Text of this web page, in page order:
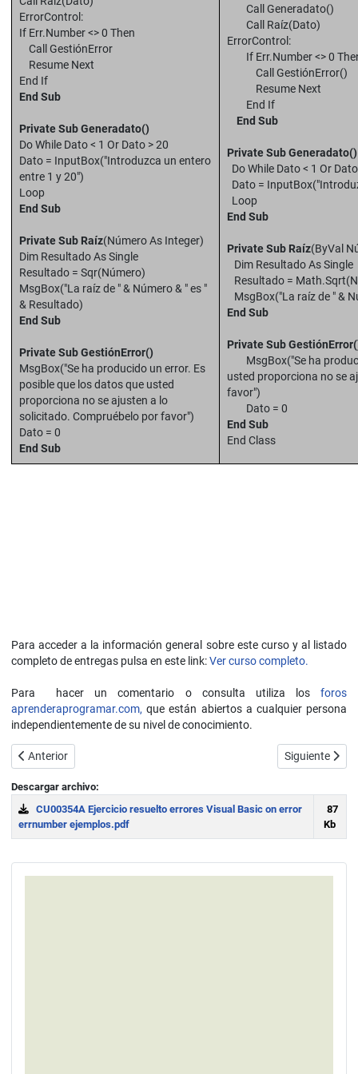
ErrorControl:
If Err.Number <> 0 Then
Call GestiónError
Resume Next
End If
End Sub
Private Sub Generadato()
Do While Dato < 1 Or Dato > 20
Dato = InputBox("Introduzca un entero
entre 1 y 20")
Loop
End Sub
Private Sub Raíz(Número As Integer)
Dim Resultado As Single
Resultado = Sqr(Número)
MsgBox("La raíz de " & Número & " es "
& Resultado)
End Sub
Private Sub GestiónError()
MsgBox("Se ha producido un error. Es
posible que los datos que usted
proporciona no se ajusten a lo
solicitado. Compruébelo por favor")
Dato = 0
End Sub
Call Generadato()
Call Raíz(Dato)
ErrorControl:
If Err.Number <> 0
Call GestiónError()
Resume Next
End If
End Sub
Private Sub Generadato()
Do While Dato < 1 Or
Dato =
Loop
End Sub
Private Sub Raíz(ByVal
Dim Resultado As Single
Resultado =
MsgBox("La raíz de " &
End Sub
Private Sub
MsgBox("Se ha
usted proporciona no se
favor")
Dato = 0
End Sub
End Class
Para acceder a la información general sobre este curso y al listado
completo de entregas pulsa en este link:Ver curso completo.
Para hacer un comentario o consulta utiliza losforos
aprenderaprogramar.com, que están abiertos a cualquier persona
independientemente de su nivel de conocimiento.
Artículo anterior: Errores Visual Basic. On Error Resume Next,
Anterior Artículo
Siguiente
Descargar archivo:
CU00354A Ejercicio resuelto errores Visual Basic on error
errnumber ejemplos.pdf
87
Kb